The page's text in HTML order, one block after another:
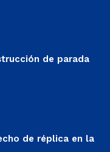
de parada
de réplica en la